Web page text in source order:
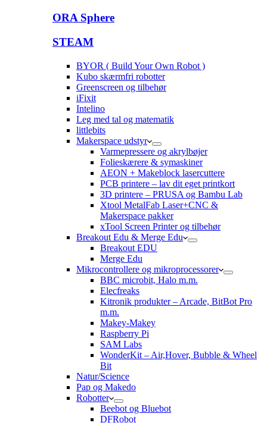
ORA Sphere
STEAM
BYOR ( Build Your Own Robot )
Kubo skærmfri robotter
Greenscreen og tilbehør
iFixit
Intelino
Leg med tal og matematik
littlebits
Makerspace udstyr
Varmepressere og akrylbøjer
Folieskærere & symaskiner
AEON + Makeblock lasercuttere
PCB printere – lav dit eget printkort
3D printere – PRUSA og Bambu Lab
Xtool MetalFab Laser+CNC &
Makerspace pakker
xTool Screen Printer og tilbehør
Breakout Edu & Merge Edu
Breakout EDU
Merge Edu
Mikrocontrollere og mikroprocessorer
BBC microbit, Halo m.m.
Elecfreaks
Kitronik produkter – Arcade, BitBot Pro
m.m.
Makey-Makey
Raspberry Pi
SAM Labs
WonderKit – Air,Hover, Bubble & Wheel
Bit
Natur/Science
Pap og Makedo
Robotter
Beebot og Bluebot
DFRobot